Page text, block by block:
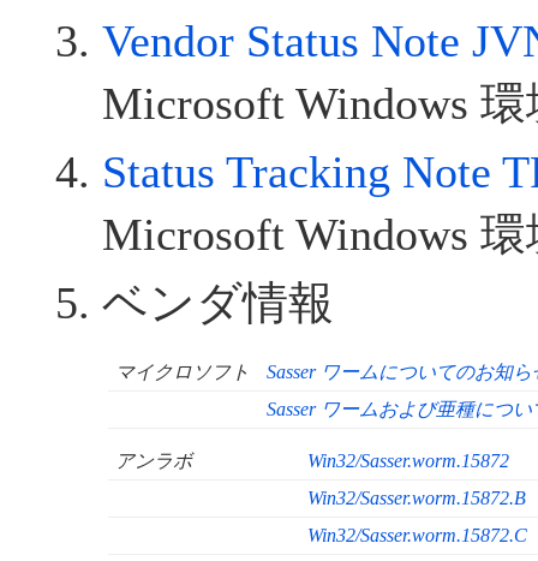
Vendor Status Note
Microsoft Windows
Status Tracking Note
Microsoft Windows
ベンダ情報
マイクロソフト
Sasser ワームについてのお知ら
Sasser ワームおよび亜種につ
アンラボ
Win32/Sasser.worm.15872
Win32/Sasser.worm.15872.B
Win32/Sasser.worm.15872.C